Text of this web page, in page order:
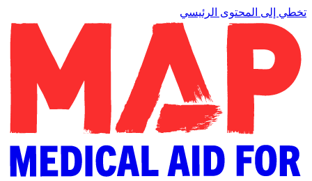
تخطي إلى المحتوى الرئيسي